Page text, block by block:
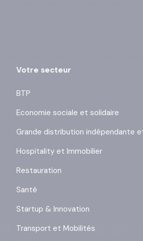
Votre secteur
BTP
Economie sociale et solidaire
Grande distribution indépendante
Hospitality et Immobilier
Restauration
Santé
Startup & Innovation
Transport et Mobilités